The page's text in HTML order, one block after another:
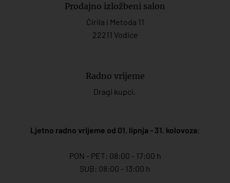
Prodajno izložbeni salon
Ćirila i Metoda 11
22211 Vodice
Radno vrijeme
Dragi kupci,
Ljetno radno vrijeme od 01. lipnja - 31. kolovoza:
PON - PET: 08:00 - 17:00 h
SUB: 08:00 - 13:00 h